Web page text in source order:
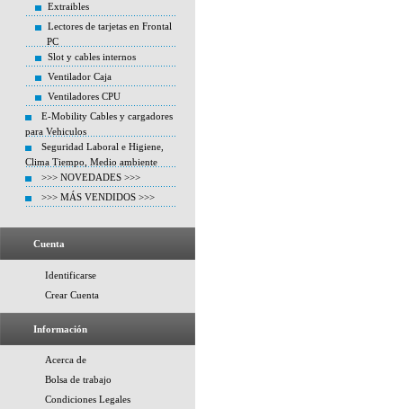
Extraibles
Lectores de tarjetas en Frontal
PC
Slot y cables internos
Ventilador Caja
Ventiladores CPU
E-Mobility Cables y cargadores
para Vehiculos
Seguridad Laboral e Higiene,
Clima Tiempo, Medio ambiente
>>> NOVEDADES >>>
>>> MÁS VENDIDOS >>>
Cuenta
Identificarse
Crear Cuenta
Información
Acerca de
Bolsa de trabajo
Condiciones Legales